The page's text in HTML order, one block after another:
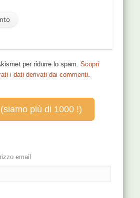
per ridurre lo spam.Scopri
i dati derivati dai commenti
più di 1000 !)
email